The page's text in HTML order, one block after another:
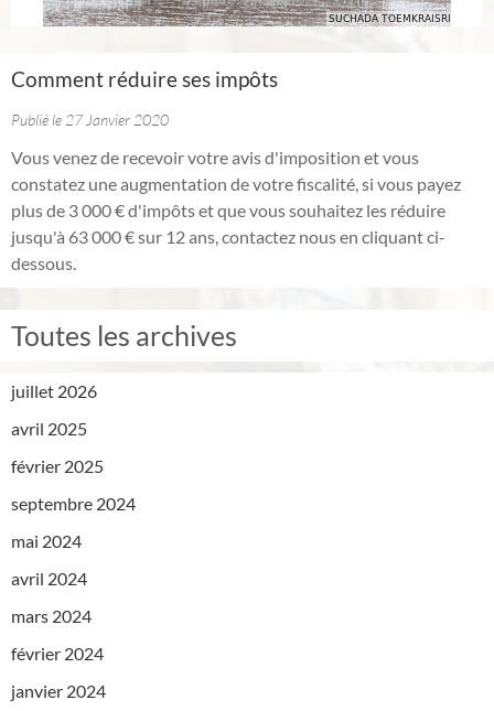
Comment réduire ses impôts
Publié le 27 Janvier 2020
Vous venez de recevoir votre avis d'imposition et vous
constatez une augmentation de votre fiscalité, si vous payez
plus de 3 000 € d'impôts et que vous souhaitez les réduire
jusqu'à 63 000 € sur 12 ans, contactez nous en cliquant ci-
dessous.
Toutes les archives
juillet 2026
avril 2025
février 2025
septembre 2024
mai 2024
avril 2024
mars 2024
février 2024
janvier 2024